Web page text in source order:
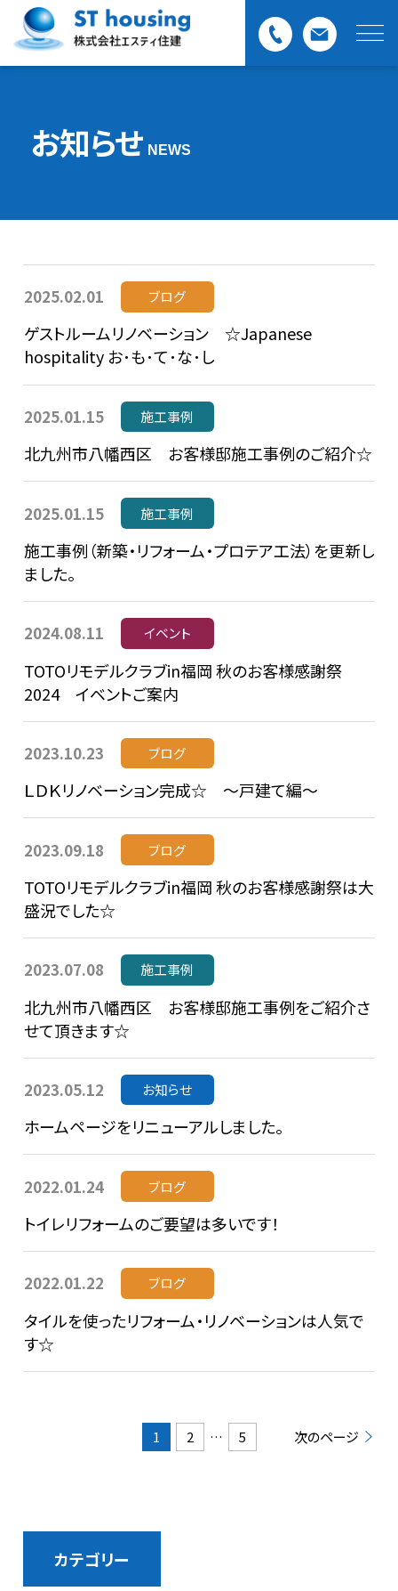
お知らせ NEWS
2025.02.01 ブログ
ゲストルームリノベーション ☆Japanese
hospitality お･も･て･な･し
2025.01.15 施工事例
北九州市八幡西区 お客様邸施工事例のご紹介☆
2025.01.15 施工事例
施工事例（新築・リフォーム・プロテア工法）を更新し
ました。
2024.08.11 イベント
TOTOリモデルクラブin福岡 秋のお客様感謝祭
2024 イベントご案内
2023.10.23 ブログ
ＬＤＫリノベーション完成☆ ～戸建て編～
2023.09.18 ブログ
TOTOリモデルクラブin福岡 秋のお客様感謝祭は大
盛況でした☆
2023.07.08 施工事例
北九州市八幡西区 お客様邸施工事例をご紹介さ
せて頂きます☆
2023.05.12 お知らせ
ホームページをリニューアルしました。
2022.01.24 ブログ
トイレリフォームのご要望は多いです！
2022.01.22 ブログ
タイルを使ったリフォーム・リノベーションは人気で
す☆
1 2 … 5 次のページ
カテゴリー